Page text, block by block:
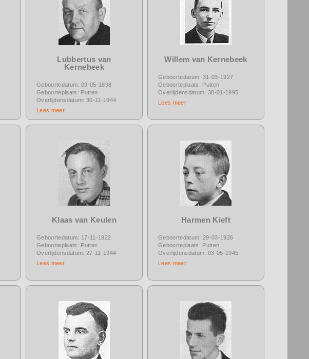
Lubbertus van
Kernebeek
Geboortedatum: 09-05-1898
Geboorteplaats: Putten
Overlijdensdatum: 30-11-1944
Lees meer
Willem van Kernebeek
Geboortedatum: 31-03-1927
Geboorteplaats: Putten
Overlijdensdatum: 30-01-1995
Lees meer
Klaas van Keulen
Geboortedatum: 17-11-1922
Geboorteplaats: Putten
Overlijdensdatum: 27-11-1944
Lees meer
Harmen Kieft
Geboortedatum: 29-03-1926
Geboorteplaats: Putten
Overlijdensdatum: 03-05-1945
Lees meer